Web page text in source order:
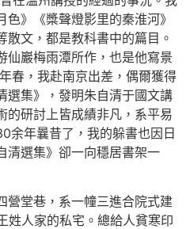
》《槳聲燈影里的秦淮河》
散文，都是教科書中的篇目。
仙巖梅雨潭所作，也是他寫景
春，我赴南京出差，偶爾獲得
選集》，發明朱自清于國文講
的研討上皆成績非凡，系平易
余年曩昔了，我的躲書也因日
清選集》卻一向穩居書架一
營堂巷，系一幢三進合院式建
姓人家的私宅。總給人貧寒印